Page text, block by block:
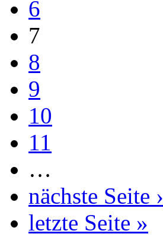
6
7
8
9
10
11
…
nächste Seite ›
letzte Seite »